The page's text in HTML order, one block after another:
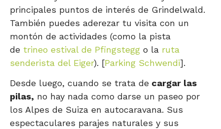
principales puntos de interés de Grindelwald.
También puedes aderezar tu visita con un
montón de actividades (como la pista
de trineo estival de Pfingstegg o la ruta
senderista del Eiger). [Parking Schwendi].
Desde luego, cuando se trata de cargar las
pilas, no hay nada como darse un paseo por
los Alpes de Suiza en autocaravana. Sus
espectaculares parajes naturales y sus